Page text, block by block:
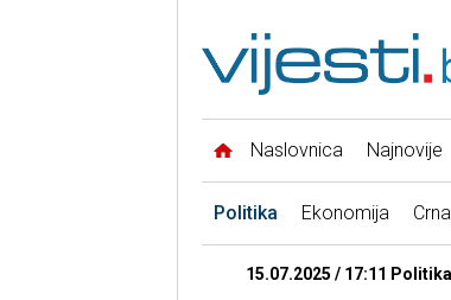
Naslovnica Najnovije
Politika Ekonomija
15.07.2025 / 17:11